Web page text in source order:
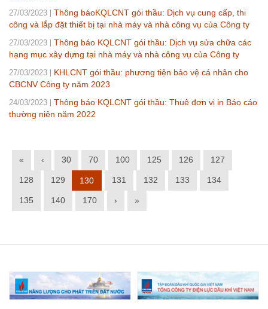
27/03/2023
Thông báoKQLCNT gói thầu: Dịch vụ cung cấp, thi
công và lắp đặt thiết bị tại nhà máy và nhà công vụ của Công ty
27/03/2023
Thông báo KQLCNT gói thầu: Dịch vụ sửa chữa các
hạng mục xây dựng tại nhà máy và nhà công vụ của Công ty
27/03/2023
KHLCNT gói thầu: phương tiện bảo vệ cá nhân cho
CBCNV Công ty năm 2023
24/03/2023
Thông báo KQLCNT gói thầu: Thuê đơn vị in Báo cáo
thường niên năm 2022
« ‹ 30 70 100 125 126 127
128 129 130 131 132 133 134
135 140 170 › »